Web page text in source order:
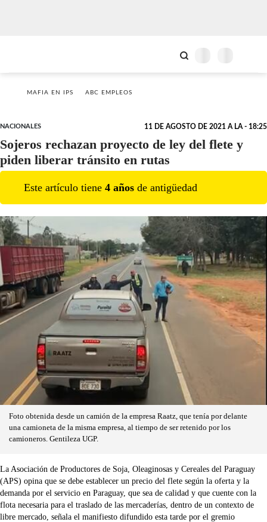
MAFIA EN IPS ABC EMPLEOS
NACIONALES 11 DE AGOSTO DE 2021 A LA - 18:25
Sojeros rechazan proyecto de ley del flete y
piden liberar tránsito en rutas
Este artículo tiene 4 años de antigüedad
Foto obtenida desde un camión de la empresa Raatz, que tenía por delante
una camioneta de la misma empresa, al tiempo de ser retenido por los
camioneros. Gentileza UGP.
La Asociación de Productores de Soja, Oleaginosas y Cereales del Paraguay
(APS) opina que se debe establecer un precio del flete según la oferta y la
demanda por el servicio en Paraguay, que sea de calidad y que cuente con la
flota necesaria para el traslado de las mercaderías, dentro de un contexto de
libre mercado, señala el manifiesto difundido esta tarde por el gremio